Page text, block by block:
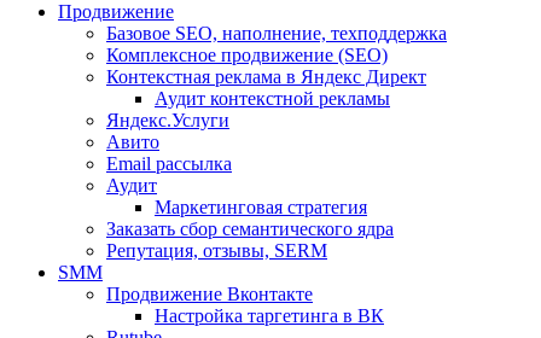
Продвижение
Базовое SEO, наполнение, техподдержка
Комплексное продвижение (SEO)
Контекстная реклама в Яндекс Директ
Аудит контекстной рекламы
Яндекс.Услуги
Авито
Email рассылка
Аудит
Маркетинговая стратегия
Заказать сбор семантического ядра
Репутация, отзывы, SERM
SMM
Продвижение Вконтакте
Настройка таргетинга в ВК